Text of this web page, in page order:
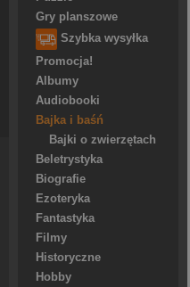
Gry planszowe
Szybka wysyłka
Promocja!
Albumy
Audiobooki
Bajka i baśń
Bajki o zwierzętach
Beletrystyka
Biografie
Ezoteryka
Fantastyka
Filmy
Historyczne
Hobby